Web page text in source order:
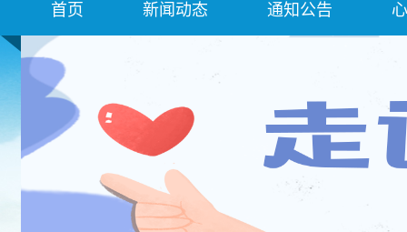
首页 新闻动态 通知公告